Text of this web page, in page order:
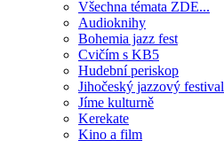
Všechna témata ZDE...
Audioknihy
Bohemia jazz fest
Cvičím s KB5
Hudební periskop
Jihočeský jazzový festival
Jíme kulturně
Kerekate
Kino a film